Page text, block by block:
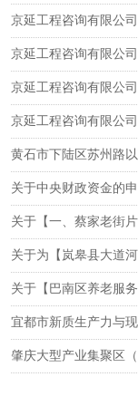
京延工程咨询有限公
京延工程咨询有限公
京延工程咨询有限公
京延工程咨询有限公
黄石市下陆区苏州路
关于中央财政资金的
关于为【岚皋县大道
关于【巴南区养老服
宜都市新质生产力与
肇庆大型产业集聚区